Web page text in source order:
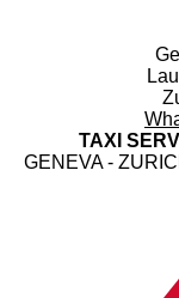
TAXI
GENEVA -